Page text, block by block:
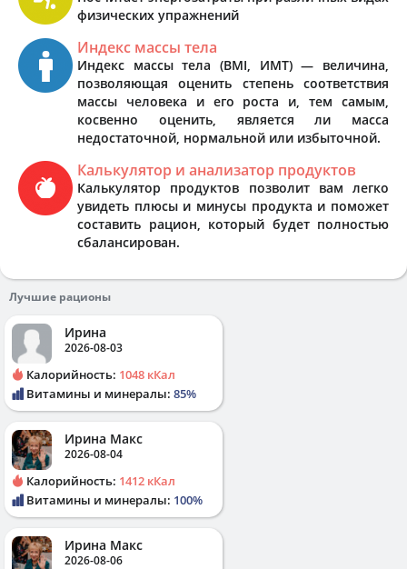
физических упражнений
Индекс массы тела
Индекс массы тела (BMI, ИМТ) — величина,
позволяющая оценить степень соответствия
массы человека и его роста и, тем самым,
косвенно оценить, является ли масса
недостаточной, нормальной или избыточной.
Калькулятор и анализатор продуктов
Калькулятор продуктов позволит вам легко
увидеть плюсы и минусы продукта и поможет
составить рацион, который будет полностью
сбалансирован.
Лучшие рационы
Ирина
2026-08-03
Калорийность: 1048 кКал
Витамины и минералы: 85%
Ирина Макс
2026-08-04
Калорийность: 1412 кКал
Витамины и минералы: 100%
Ирина Макс
2026-08-06